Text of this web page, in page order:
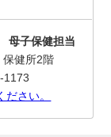
母子保健担当
健所2階
1173
さい。